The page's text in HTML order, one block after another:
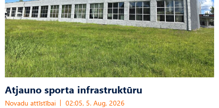
Atjauno sporta infrastruktūru
Novadu attīstībai 02:05, 5. Aug, 2026